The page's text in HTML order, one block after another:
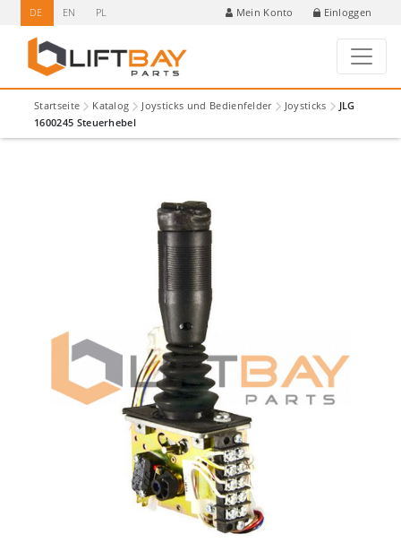
DE EN PL Mein Konto Einloggen
Startseite Katalog Joysticks und Bedienfelder Joysticks
JLG
1600245 Steuerhebel